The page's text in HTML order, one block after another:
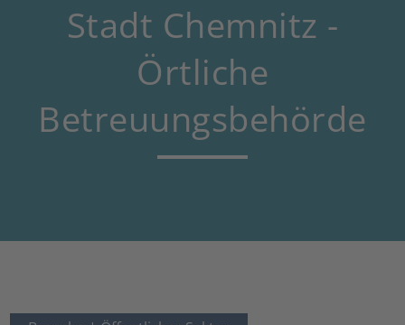
Stadt Chemnitz -
Örtliche
Betreuungsbehörde